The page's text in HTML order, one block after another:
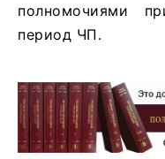
полномочиями
период ЧП.